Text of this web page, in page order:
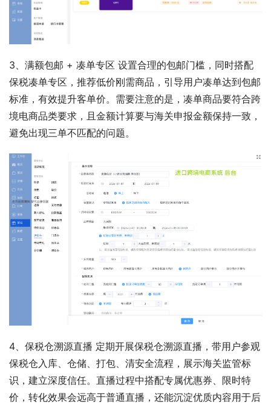
3、满额包邮 + 凑单专区 设置合理的包邮门槛，同时搭配
保税凑单专区，推荐低价刚需商品，引导用户凑单达到包邮
标准，有效提升客单价。需要注意的是，凑单商品要符合跨
境电商品类要求，且金额计算要与海关申报金额保持一致，
避免出现三单不匹配的问题。
4、保税仓溯源直播 定期开展保税仓溯源直播，带用户参观
保税仓入库、仓储、打包、清安全流程，展示海关监管标
识，建立深度信任。直播过程中搭配专属优惠券、限时特
价，转化效果会远高于普通直播，还能沉淀优质内容用于后